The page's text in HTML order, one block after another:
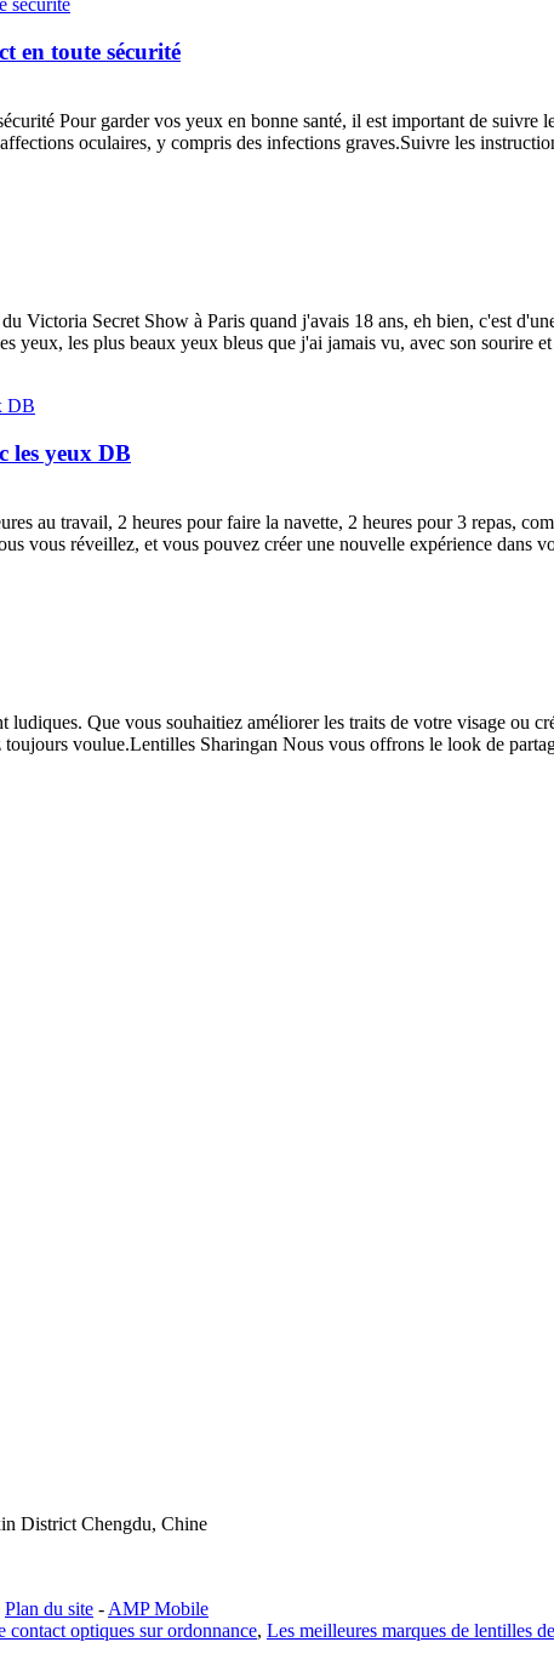
en toute sécurité
Pour garder vos yeux en bonne santé, il est important de suivre
oculaires, y compris des infections graves.Suivre les
Victoria Secret Show à Paris quand j'avais 18 ans, eh bien, c'est
yeux, les plus beaux yeux bleus que j'ai jamais vu, avec son sourire
les yeux DB
au travail, 2 heures pour faire la navette, 2 heures pour 3 repas,
vous réveillez, et vous pouvez créer une nouvelle expérience dans
Que vous souhaitiez améliorer les traits de votre visage ou
voulue.Lentilles Sharingan Nous vous offrons le look de
District Chengdu, Chine
Plan du site - AMP Mobile
contact optiques sur ordonnance, Les meilleures marques de lentilles